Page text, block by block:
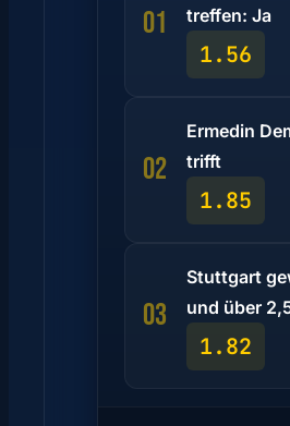
01
treffen: Ja
1.56
02
Ermedin
trifft
1.85
03
Stuttgart
und über
1.82